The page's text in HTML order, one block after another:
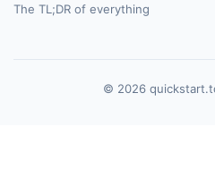
The TL;DR of everything
© 2026